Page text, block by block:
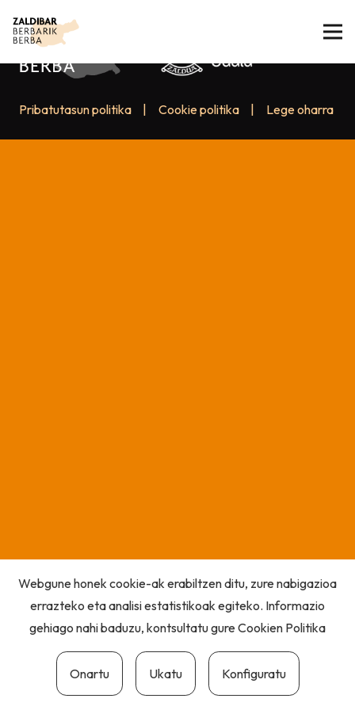
Pribatutasun politika Cookie politika Lege oharra
Webgune honek cookie-ak erabiltzen ditu, zure nabigazioa
errazteko eta analisi estatistikoak egiteko. Informazio
gehiago nahi baduzu, kontsultatu gureCookien Politika
Onartu Ukatu Konfiguratu